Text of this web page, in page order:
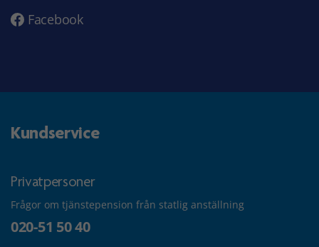
Facebook
Kundservice
Privatpersoner
Frågor om tjänstepension från statlig anställning
020-51 50 40